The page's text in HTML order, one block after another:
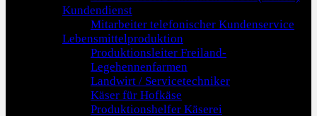
Kundendienst
Mitarbeiter telefonischer Kundenservice
Lebensmittelproduktion
Produktionsleiter Freiland-
Legehennenfarmen
Landwirt / Servicetechniker
Käser für Hofkäse
Produktionshelfer Käserei